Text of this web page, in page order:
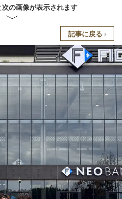
の画像が表示されます
記事に戻る